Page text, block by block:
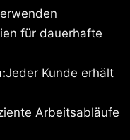
für dauerhafte
Jeder Kunde erhält
Arbeitsabläufe